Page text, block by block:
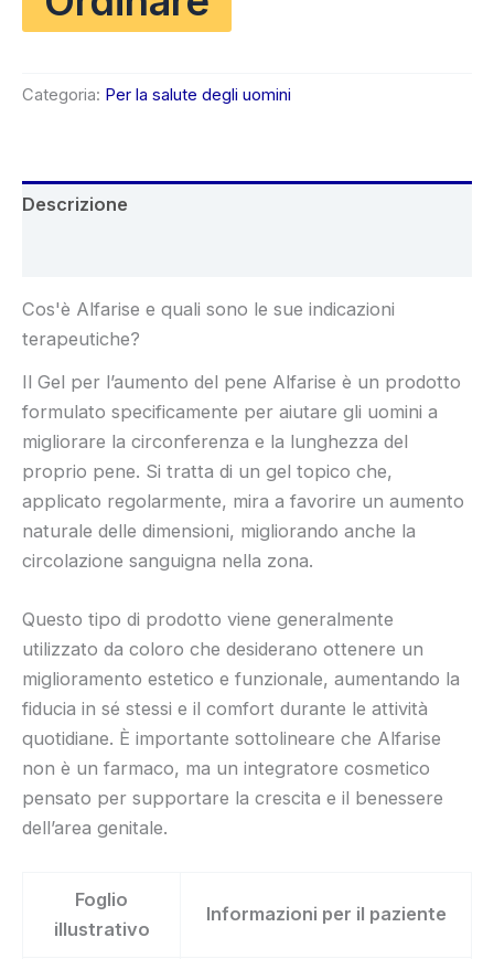
originaleattuale
Categoria: Per la salute degli uomini
Descrizione
Cos'è Alfarise e quali sono le sue indicazioni
terapeutiche?
Il Gel per l’aumento del pene Alfarise è un prodotto
formulato specificamente per aiutare gli uomini a
migliorare la circonferenza e la lunghezza del
proprio pene. Si tratta di un gel topico che,
applicato regolarmente, mira a favorire un aumento
naturale delle dimensioni, migliorando anche la
circolazione sanguigna nella zona.
Questo tipo di prodotto viene generalmente
utilizzato da coloro che desiderano ottenere un
miglioramento estetico e funzionale, aumentando la
fiducia in sé stessi e il comfort durante le attività
quotidiane. È importante sottolineare che Alfarise
non è un farmaco, ma un integratore cosmetico
pensato per supportare la crescita e il benessere
dell’area genitale.
Foglio
illustrativo
Informazioni per il paziente